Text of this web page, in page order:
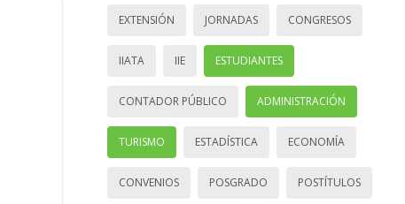
EXTENSIÓN JORNADAS CONGRESOS
IIATA IIE ESTUDIANTES
CONTADOR PÚBLICO ADMINISTRACIÓN
TURISMO ESTADÍSTICA ECONOMÍA
CONVENIOS POSGRADO POSTÍTULOS